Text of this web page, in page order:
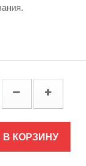
КОРЗИНУ